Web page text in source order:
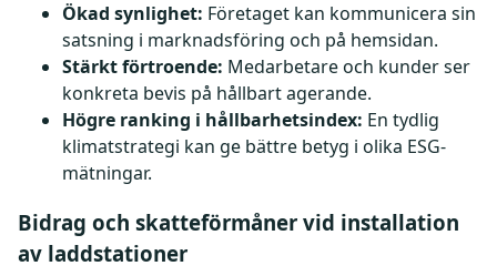
Ökad synlighet: Företaget kan kommunicera sin
satsning i marknadsföring och på hemsidan.
Stärkt förtroende: Medarbetare och kunder ser
konkreta bevis på hållbart agerande.
Högre ranking i hållbarhetsindex: En tydlig
klimatstrategi kan ge bättre betyg i olika ESG-
mätningar.
Bidrag och skatteförmåner vid installation
av laddstationer